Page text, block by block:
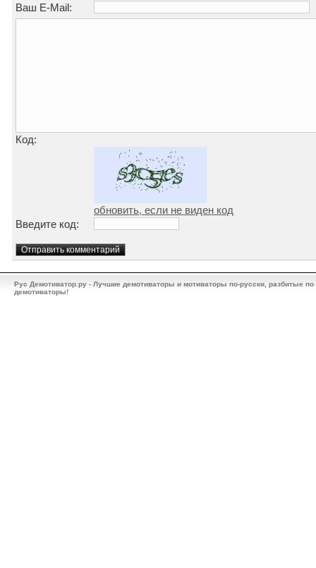
Ваш E-Mail:
Код:
обновить, если не виден код
Введите код:
Рус Демотиватор.ру - Лучшие демотиваторы и мотиваторы по-русски, разбитые
демотиваторы!